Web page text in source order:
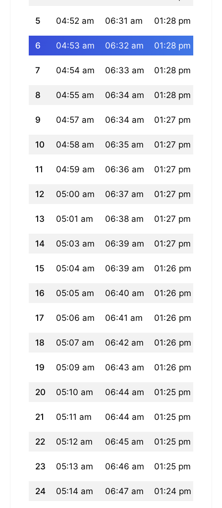
5 04:52 am 06:31 am 01:28 pm
6 04:53 am 06:32 am 01:28 pm
7 04:54 am 06:33 am 01:28 pm
8 04:55 am 06:34 am 01:28 pm
9 04:57 am 06:34 am 01:27 pm
10 04:58 am 06:35 am 01:27 pm
11 04:59 am 06:36 am 01:27 pm
12 05:00 am 06:37 am 01:27 pm
13 05:01 am 06:38 am 01:27 pm
14 05:03 am 06:39 am 01:27 pm
15 05:04 am 06:39 am 01:26 pm
16 05:05 am 06:40 am 01:26 pm
17 05:06 am 06:41 am 01:26 pm
18 05:07 am 06:42 am 01:26 pm
19 05:09 am 06:43 am 01:26 pm
20 05:10 am 06:44 am 01:25 pm
21 05:11 am 06:44 am 01:25 pm
22 05:12 am 06:45 am 01:25 pm
23 05:13 am 06:46 am 01:25 pm
24 05:14 am 06:47 am 01:24 pm